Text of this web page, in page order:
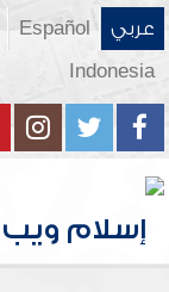
عربي Español
Indonesia